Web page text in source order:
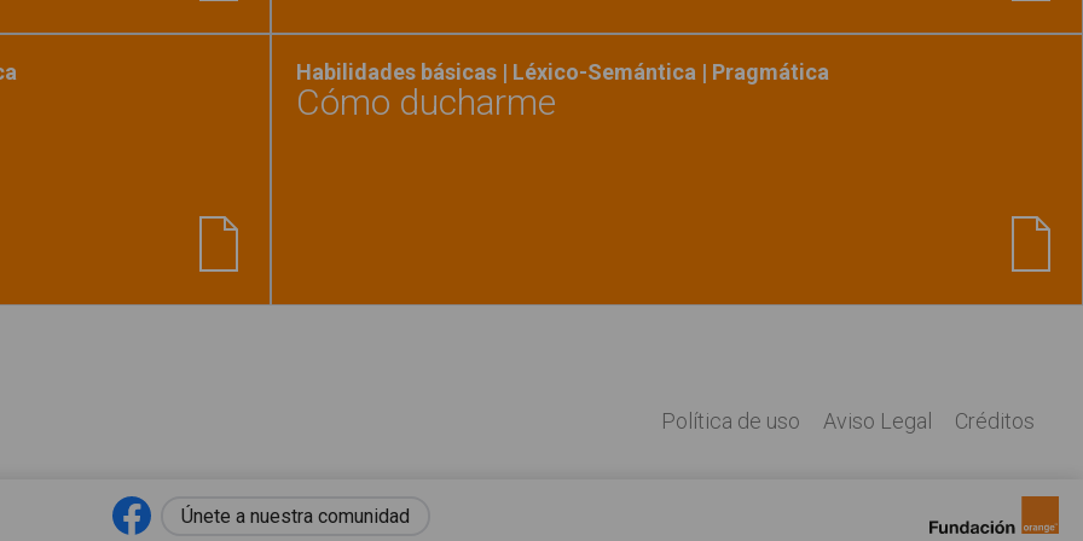
Habilidades básicas | Léxico-Semántica | Pragmática
Cómo ducharme
Política de uso Aviso Legal Créditos
Únete a nuestra comunidad